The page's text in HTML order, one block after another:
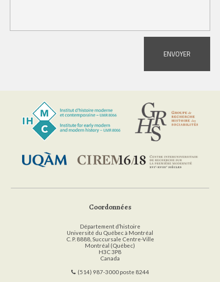
Coordonnées
Département d’histoire
Université du Québec à Montréal
C. P. 8888, Succursale Centre-Ville
Montréal (Québec)
H3C 3P8
Canada
(514) 987-3000 poste 8244